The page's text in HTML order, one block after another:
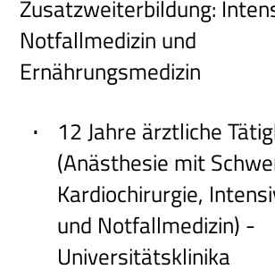
Zusatzweiterbildung:
Notfallmedizin und
Ernährungsmedizin
12 Jahre ärztliche
(Anästhesie mit
Kardiochirurgie,
und Notfallmedizin) -
Universitätsklinika